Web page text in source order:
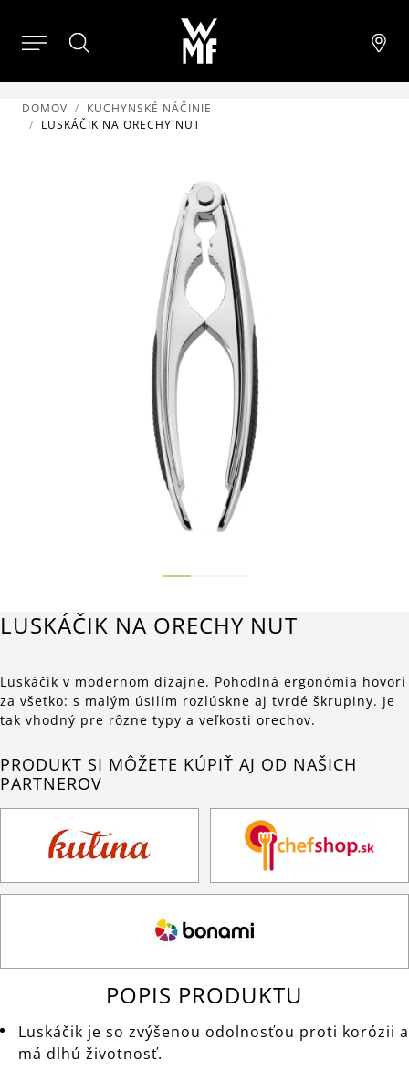
DOMOV
KUCHYNSKÉ NÁČINIE
LUSKÁČIK NA ORECHY NUT
LUSKÁČIK NA ORECHY NUT
Luskáčik v modernom dizajne. Pohodlná ergonómia hovorí
za všetko: s malým úsilím rozlúskne aj tvrdé škrupiny. Je
tak vhodný pre rôzne typy a veľkosti orechov.
PRODUKT SI MÔŽETE KÚPIŤ AJ OD NAŠICH
PARTNEROV
POPIS PRODUKTU
Luskáčik je so zvýšenou odolnosťou proti korózii a
má dlhú životnosť.